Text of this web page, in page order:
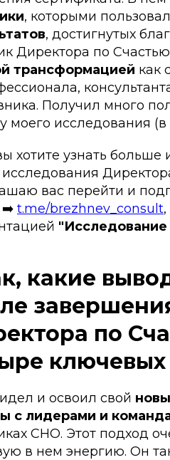
, которыми
, достигнутых
Директора по
трансформацией как
Получил много
моего исследования (в
хотите узнать больше
вас перейти и
➡️ t.me/brezhnev_consult
"Исследование
какие
по
и освоил свой
с лидерами и
CHO. Этот подход
в нем энергию. Он